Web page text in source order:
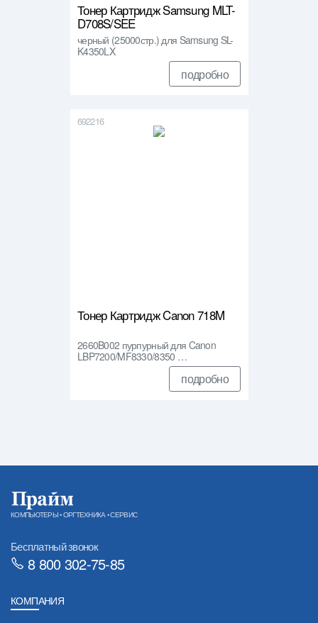
Тонер Картридж Samsung MLT-
D708S/SEE
черный (25000стр.) для Samsung SL-
K4350LX
подробно
692216
Тонер Картридж Canon 718M
2660B002 пурпурный для Canon
LBP7200/MF8330/8350 …
подробно
КОМПЬЮТЕРЫ • ОРГТЕХНИКА • СЕРВИС
Бесплатный звонок
8 800 302-75-85
КОМПАНИЯ